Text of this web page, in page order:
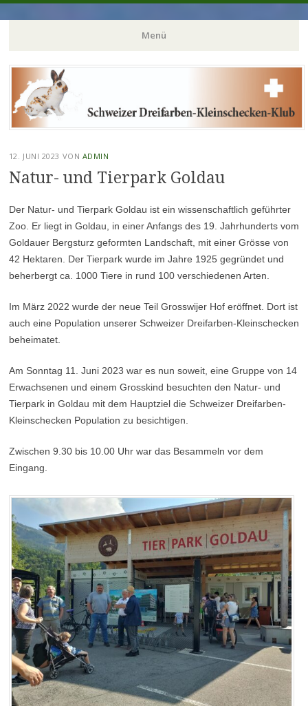
Menü
Zum
Inhalt
springen
12. JUNI 2023 VON ADMIN
Natur- und Tierpark Goldau
Der Natur- und Tierpark Goldau ist ein wissenschaftlich geführter
Zoo. Er liegt in Goldau, in einer Anfangs des 19. Jahrhunderts vom
Goldauer Bergsturz geformten Landschaft, mit einer Grösse von
42 Hektaren. Der Tierpark wurde im Jahre 1925 gegründet und
beherbergt ca. 1000 Tiere in rund 100 verschiedenen Arten.
Im März 2022 wurde der neue Teil Grosswijer Hof eröffnet. Dort ist
auch eine Population unserer Schweizer Dreifarben-Kleinschecken
beheimatet.
Am Sonntag 11. Juni 2023 war es nun soweit, eine Gruppe von 14
Erwachsenen und einem Grosskind besuchten den Natur- und
Tierpark in Goldau mit dem Hauptziel die Schweizer Dreifarben-
Kleinschecken Population zu besichtigen.
Zwischen 9.30 bis 10.00 Uhr war das Besammeln vor dem
Eingang.